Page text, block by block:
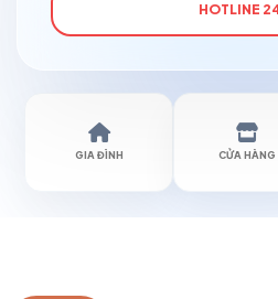
HOTLINE
GIA ĐÌNH CỬA HÀNG